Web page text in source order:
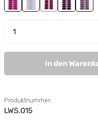
AttentionDay Dreamer
Golden Line
Lila Night
Produkt Anzahl:
In den
Produktnummer:
LWS.015